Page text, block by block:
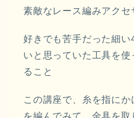
素敵なレース編みアクセ
好きでも苦手だった細
いと思っていた工具を
ること
この講座で、糸を指に
を編んでみて、金具を